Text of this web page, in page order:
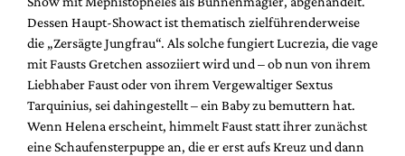
Dessen Haupt-Showact ist thematisch zielführenderweise
die „Zersägte Jungfrau“. Als solche fungiert Lucrezia, die vage
mit Fausts Gretchen assoziiert wird und – ob nun von ihrem
Liebhaber Faust oder von ihrem Vergewaltiger Sextus
Tarquinius, sei dahingestellt – ein Baby zu bemuttern hat.
Wenn Helena erscheint, himmelt Faust statt ihrer zunächst
eine Schaufensterpuppe an, die er erst aufs Kreuz und dann